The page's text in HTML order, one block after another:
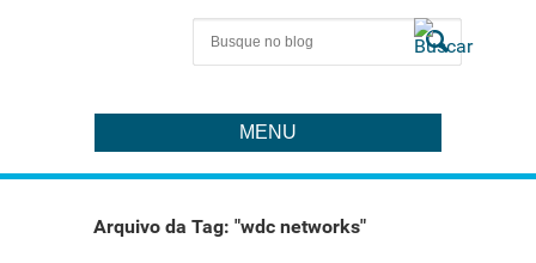
MENU
Arquivo da Tag: "wdc networks"